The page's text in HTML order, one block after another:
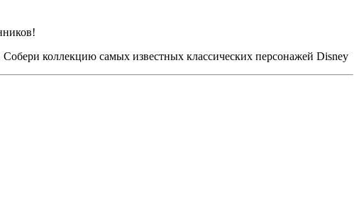
коллекцию самых известных классических персонажей Disney